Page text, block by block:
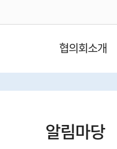
협의회소개
알림마당